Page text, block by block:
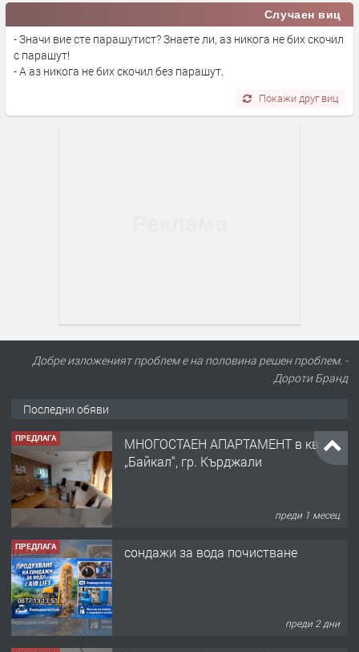
Случаен виц
- Значи вие сте парашутист? Знаете ли, аз никога не бих скочил
с парашут!
- А аз никога не бих скочил без парашут.
Покажи друг виц
Добре изложеният проблем е на половина решен проблем. -
Дороти Бранд
Последни обяви
ПРЕДЛАГА
МНОГОСТАЕН АПАРТАМЕНТ в кв.
„Байкал“, гр. Кърджали
преди 1 месец
ПРЕДЛАГА сондажи за вода почистване
преди 2 дни